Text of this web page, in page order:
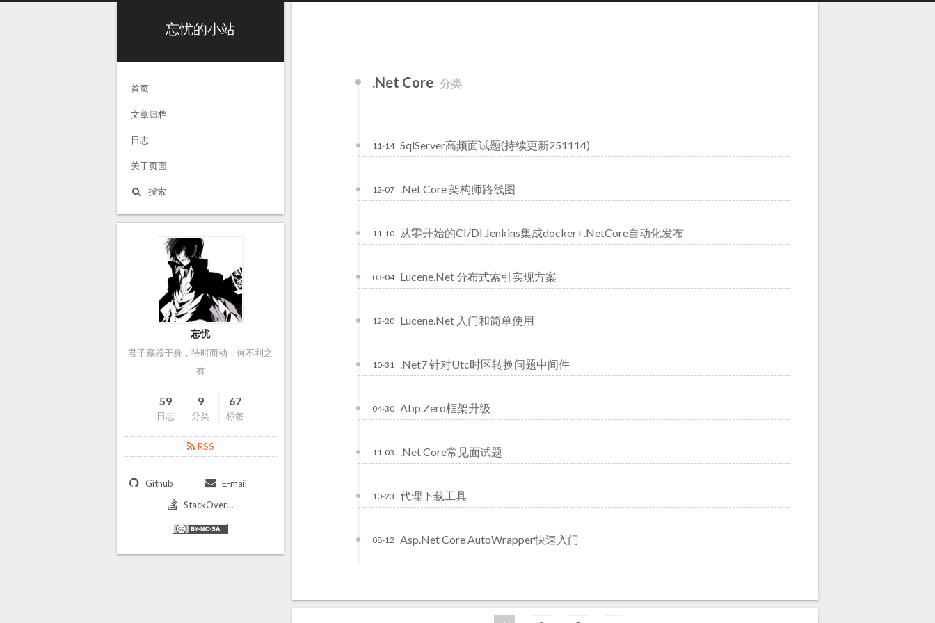
忘忧的小站
首页
文章归档
日志
关于页面
搜索
.Net Core 分类
SqlServer高频面试题(持续更新251114)
11-14
.Net Core 架构师路线图
12-07
从零开始的CI/DI Jenkins集成docker+.NetCore自动化发布
11-10
Lucene.Net 分布式索引实现方案
03-04
Lucene.Net 入门和简单使用
12-20
.Net7 针对Utc时区转换问题中间件
10-31
Abp.Zero框架升级
04-30
.Net Core常见面试题
11-03
代理下载工具
10-23
Asp.Net Core AutoWrapper快速入门
08-12
忘忧
君子藏器于身，待时而动，何不利之
有
59
日志
9
分类
67
标签
RSS
Github
E-mail
StackOverflow